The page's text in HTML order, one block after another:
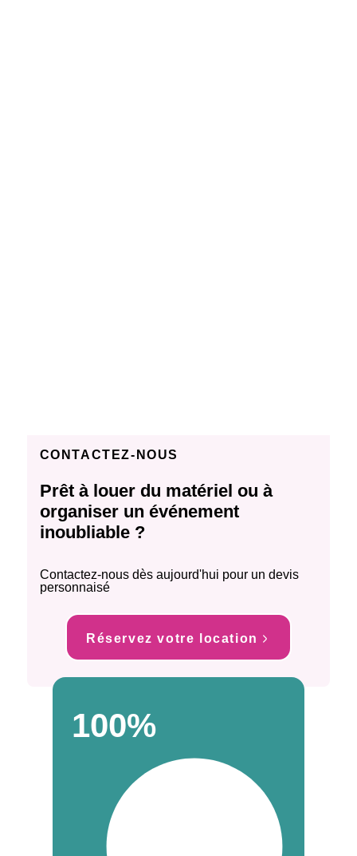
100%
CONTACTEZ-NOUS
Prêt à louer du matériel ou à
organiser un événement
inoubliable ?
Contactez-nous dès aujourd'hui pour un devis
personnaisé
Réservez votre location